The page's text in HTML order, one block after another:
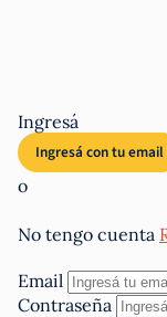
Ingresá
o
No tengo cuenta
Email
Contraseña